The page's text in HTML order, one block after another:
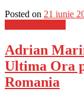
Posted on 21 iunie
Adrian
Ultima Ora
Romania